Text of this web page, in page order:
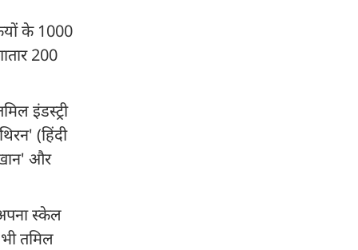
के 1000
200
इंडस्ट्री
(हिंदी
और
स्केल
तमिल